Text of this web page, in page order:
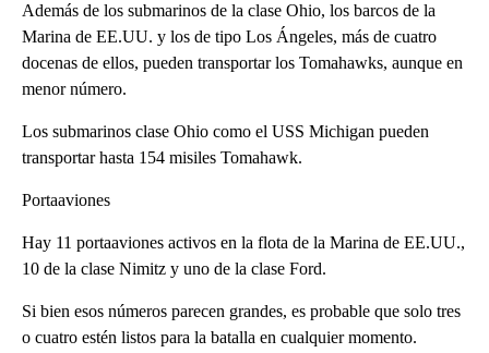
Además de los submarinos de la clase Ohio, los barcos de la
Marina de EE.UU. y los de tipo Los Ángeles, más de cuatro
docenas de ellos, pueden transportar los Tomahawks, aunque en
menor número.
Los submarinos clase Ohio como el USS Michigan pueden
transportar hasta 154 misiles Tomahawk.
Portaaviones
Hay 11 portaaviones activos en la flota de la Marina de EE.UU.,
10 de la clase Nimitz y uno de la clase Ford.
Si bien esos números parecen grandes, es probable que solo tres
o cuatro estén listos para la batalla en cualquier momento.